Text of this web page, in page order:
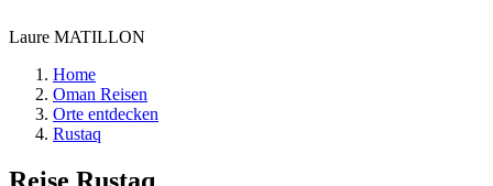
Laure MATILLON
Home
Oman Reisen
Orte entdecken
Rustaq